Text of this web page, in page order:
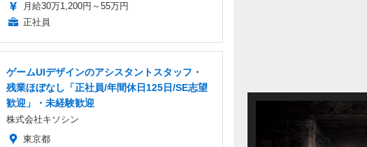
月給30万1,200円～55万円
正社員
ゲームUIデザインのアシスタントスタッフ・
残業ほぼなし「正社員/年間休日125日/SE志望
歓迎」・未経験歓迎
株式会社キソシン
東京都